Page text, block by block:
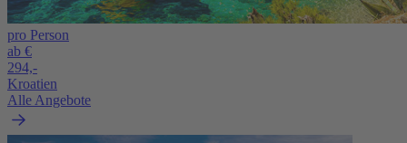
pro Person
ab €
294,-
Kroatien
Alle Angebote